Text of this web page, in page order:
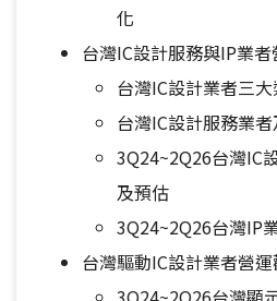
化
台灣IC設計服務與IP業
台灣IC設計業者三
台灣IC設計服務業
3Q24~2Q26台灣IC
及預估
3Q24~2Q26台灣IP
台灣驅動IC設計業者營